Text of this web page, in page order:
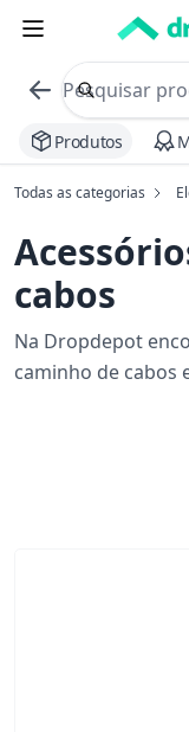
commerce
Procurar
Produtos
Todas as categorias
cabos
Na Dropdepot
caminho de cabos